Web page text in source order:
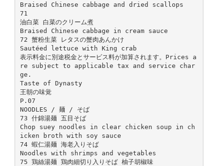
Braised Chinese cabbage and dried scallops
71
油白菜 白菜のクリーム煮
Braised Chinese cabbage in cream sauce
72 蟹粉生菜 レタスの蟹肉あんかけ
Sautéed lettuce with King crab
表示料金に別途税金とサービス料が加算されます。Prices a
re subject to applicable tax and service char
ge.
Taste of Dynasty
王朝の味覚
P.07
NOODLES / 麺 / そば
73 什錦湯麺 五目そば
Chop suey noodles in clear chicken soup in ch
icken broth with soy sauce
74 蝦仁湯麺 海老入りそば
Noodles with shrimps and vegetables
75 鶏絲湯麺 鶏肉細切り入りそば 柚子胡椒味